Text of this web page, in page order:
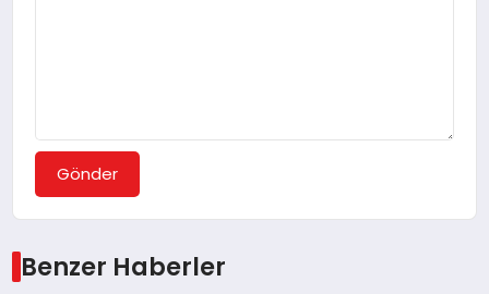
Gönder
Benzer Haberler